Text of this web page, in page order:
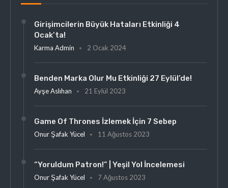
Girişimcilerin Büyük Hataları Etkinliği 4
Ocak’ta!
Karma Admin 2 Ocak 2024
Benden Marka Olur Mu Etkinliği 27 Eylül’de!
Ayşe Aslıhan 21 Eylül 2023
Game Of Thrones İzlemek İçin 7 Sebep
Onur Şafak Yücel 11 Ağustos 2023
“Yoruldum Patron!” | Yeşil Yol İncelemesi
Onur Şafak Yücel 7 Ağustos 2023